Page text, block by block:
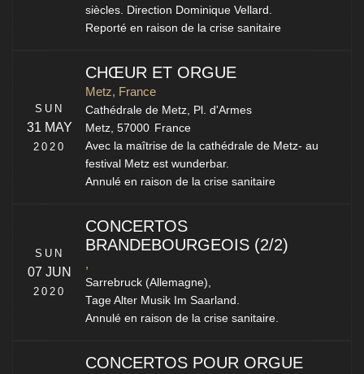
siècles. Direction Dominique Vellard.
Reporté en raison de la crise sanitaire
SUN
31 MAY
2020
CHŒUR ET ORGUE
Metz, France
Cathédrale de Metz, Pl. d'Armes
Metz, 57000 France
Avec la maîtrise de la cathédrale de Metz- au
festival Metz est wunderbar.
Annulé en raison de la crise sanitaire
SUN
07 JUN
2020
CONCERTOS
BRANDEBOURGEOIS (2/2)
,
Sarrebruck (Allemagne),
Tage Alter Musik Im Saarland.
Annulé en raison de la crise sanitaire.
CONCERTOS POUR ORGUE